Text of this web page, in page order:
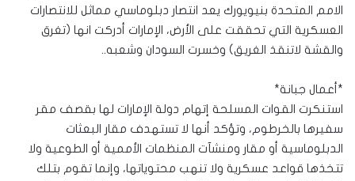
الامم المتحدة بنيويورك يعد انتصار دبلوماسي مماثل للانتصارات
العسكرية التي تحققت على الأرض، الإمارات أدركت انها (تغرق
والقشة لاتنقذ الغريق) وخسرت السودان وشعبه..
*أعمال جبانة*
استنكرت القوات المسلحة إتهام دولة الإمارات لها بقصف مقر
سفيرها بالخرطوم، وتؤكد أنها لا تستهدف مقار البعثات
الدبلوماسية أو مقار ومنشآت المنظمات الأممية أو الطوعية ولا
تتخذها قواعد عسكرية ولا تنهب محتوياتها، وإنما تقوم بتلك